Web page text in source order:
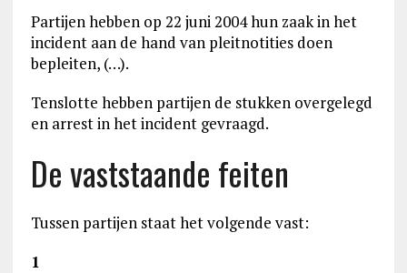
Partijen hebben op 22 juni 2004 hun zaak in het
incident aan de hand van pleitnotities doen
bepleiten, (…).
Tenslotte hebben partijen de stukken overgelegd
en arrest in het incident gevraagd.
De vaststaande feiten
Tussen partijen staat het volgende vast:
1